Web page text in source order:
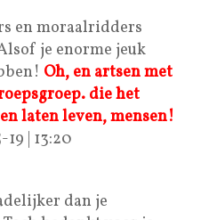
en moraalridders
je enorme jeuk
Oh, en artsen met
die het
laten leven, mensen!
| 13:20
dan je